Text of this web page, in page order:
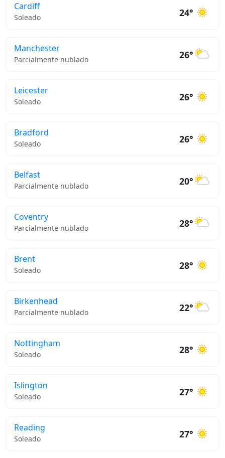
Cardiff
Soleado 24°
Manchester
Parcialmente nublado 26°
Leicester
Soleado 26°
Bradford
Soleado 26°
Belfast
Parcialmente nublado 20°
Coventry
Parcialmente nublado 28°
Brent
Soleado 28°
Birkenhead
Parcialmente nublado 22°
Nottingham
Soleado 28°
Islington
Soleado 27°
Reading
Soleado 27°